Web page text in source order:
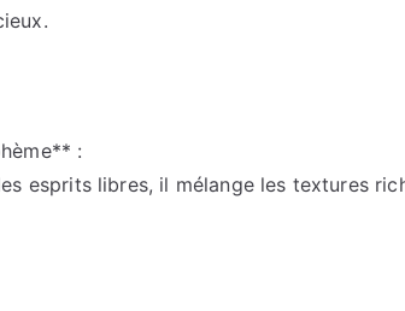
:
esprits libres, il mélange les textures